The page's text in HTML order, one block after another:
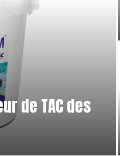
de TAC des